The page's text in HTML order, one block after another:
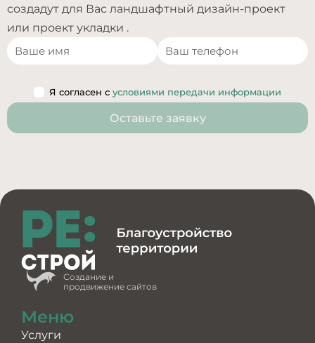
создадут для Вас ландшафтный дизайн-проект
или проект укладки .
Я согласен с условиями передачи информации
Оставьте заявку
Создание и
продвижение сайтов
Меню
Услуги